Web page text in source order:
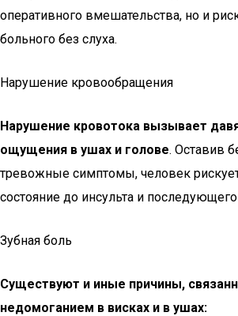
оперативного вмешательства, но и
больного без слуха.
Нарушение кровообращения
Нарушение кровотока вызывает
ощущения в ушах и голове. Оставив
тревожные симптомы, человек
состояние до инсульта и
Зубная боль
Существуют и иные причины,
недомоганием в висках и в ушах: